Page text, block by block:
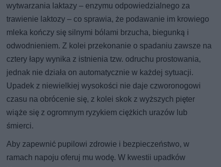
wytwarzania laktazy – enzymu odpowiedzialnego za
trawienie laktozy – co sprawia, że podawanie im krowiego
mleka kończy się silnymi bólami brzucha, biegunką i
odwodnieniem. Z kolei przekonanie o spadaniu zawsze na
cztery łapy wynika z istnienia tzw. odruchu prostowania,
jednak nie działa on automatycznie w każdej sytuacji.
Upadek z niewielkiej wysokości nie daje czworonogowi
czasu na obrócenie się, z kolei skok z wyższych pięter
wiąże się z ogromnym ryzykiem ciężkich urazów lub
śmierci.
Aby zapewnić pupilowi zdrowie i bezpieczeństwo, w
ramach napoju oferuj mu wodę. W kwestii upadków